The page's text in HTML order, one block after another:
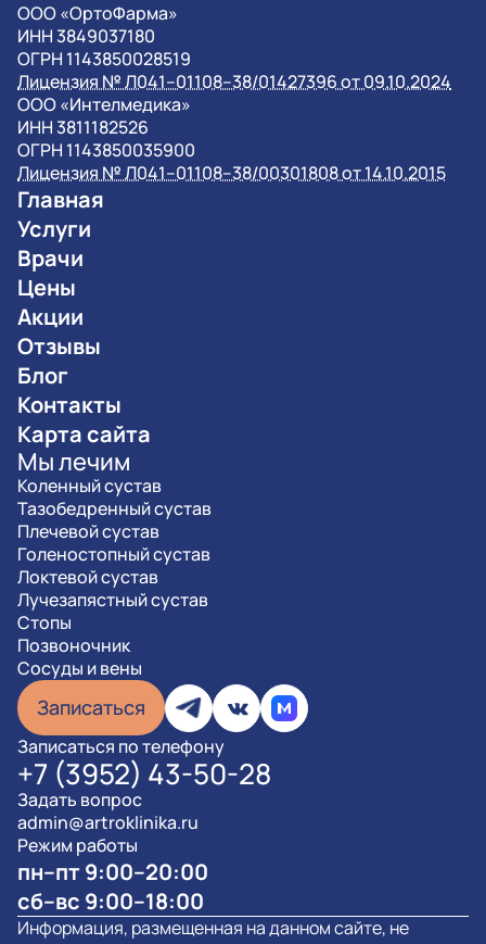
OOO «ОртоФарма»
ИНН 3849037180
ОГРН 1143850028519
Лицензия № Л041–01108–38/01427396 от 09.10.2024
OOO «Интелмедика»
ИНН 3811182526
ОГРН 1143850035900
Лицензия № Л041–01108–38/00301808 от 14.10.2015
Главная
Услуги
Врачи
Цены
Акции
Отзывы
Блог
Контакты
Карта сайта
Мы лечим
Коленный сустав
Тазобедренный сустав
Плечевой сустав
Голеностопный сустав
Локтевой сустав
Лучезапястный сустав
Стопы
Позвоночник
Сосуды и вены
Записаться
Записаться по телефону
+7 (3952) 43-50-28
Задать вопрос
admin@artroklinika.ru
Режим работы
пн–пт 9:00–20:00
сб–вс 9:00–18:00
Информация, размещенная на данном сайте, не